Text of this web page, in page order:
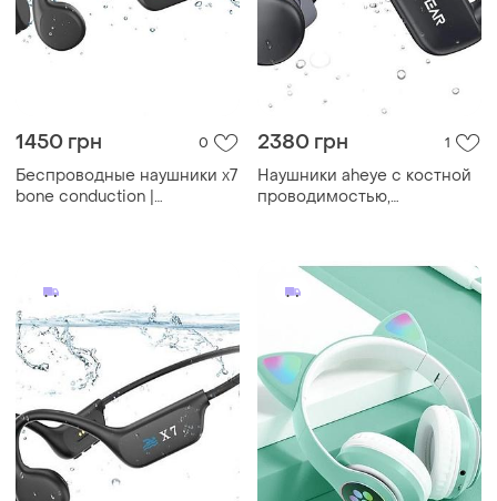
1450 грн 0
Беспроводные наушники x7
bone conduction |
2380 грн 1
Наушники aheye с костной
проводимостью,
плавания с mp3-плеером
32 гб, откр